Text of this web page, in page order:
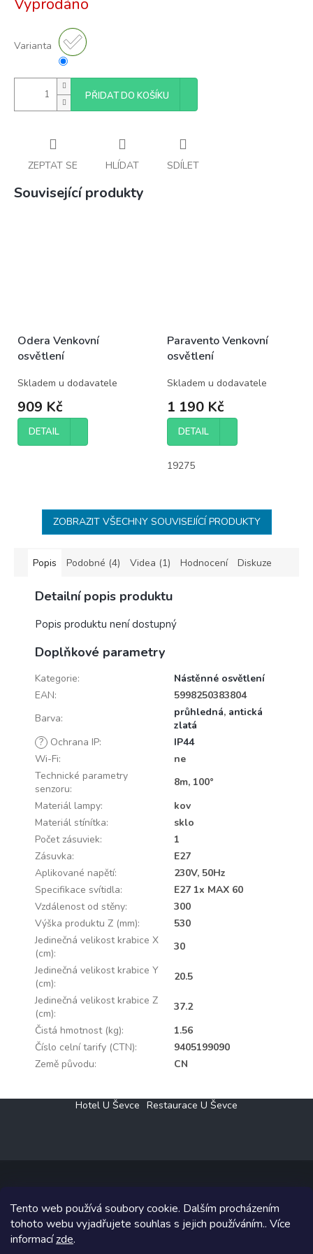
Tento web používá soubory cookie. Dalším procházením
tohoto webu vyjadřujete souhlas s jejich používáním.. Více
informacízde.
cena:
Vyprodáno
Varianta
PŘIDAT DO KOŠÍKU
ZEPTAT SE HLÍDAT SDÍLET
Související produkty
Odera Venkovní
osvětlení
Skladem u dodavatele
909 Kč
DETAIL
Paravento Venkovní
osvětlení
Skladem u dodavatele
1 190 Kč
DETAIL
19275
ZOBRAZIT VŠECHNY SOUVISEJÍCÍ PRODUKTY
Popis Podobné (4) Videa (1) Hodnocení Diskuze
Detailní popis produktu
Popis produktu není dostupný
Doplňkové parametry
Kategorie:
Nástěnné osvětlení
EAN:
5998250383804
Barva: průhledná, antická
zlatá
? Ochrana IP:
IP44
Wi-Fi:
ne
Technické parametry
senzoru:
8m, 100°
Materiál lampy:
kov
Materiál stínítka:
sklo
Počet zásuviek:
1
Zásuvka:
E27
Aplikované napětí:
230V, 50Hz
Specifikace svítidla:
E27 1x MAX 60
Vzdálenost od stěny:
300
Výška produktu Z (mm):
530
Jedinečná velikost krabice X
(cm):
30
Jedinečná velikost krabice Y
(cm):
20.5
Jedinečná velikost krabice Z
(cm):
37.2
Čistá hmotnost (kg):
1.56
Číslo celní tarify (CTN):
9405199090
Země původu: CN
Hotel U Ševce Restaurace U Ševce
Copyright 2026Elektro Klesný s.r.o.. Všechna práva vyhrazena.
Grafický návrh vytvořil a na Shoptet implementoval